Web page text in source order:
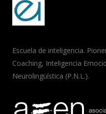
Escuela de inteligencia.
Coaching, Inteligencia
Neurolingüística (P.N.L.).